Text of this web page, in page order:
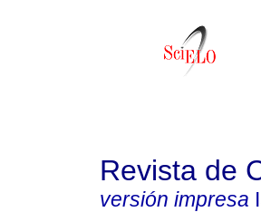
Revista de
versión impresa